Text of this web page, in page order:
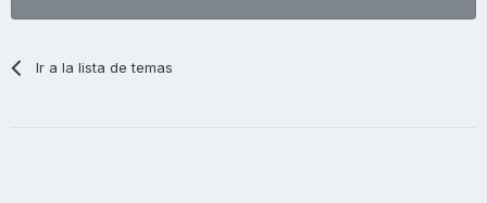
Ir a la lista de temas